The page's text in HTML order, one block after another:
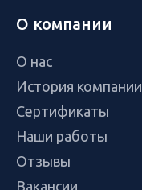
О компании
О нас
История компании
Сертификаты
Наши работы
Отзывы
Вакансии